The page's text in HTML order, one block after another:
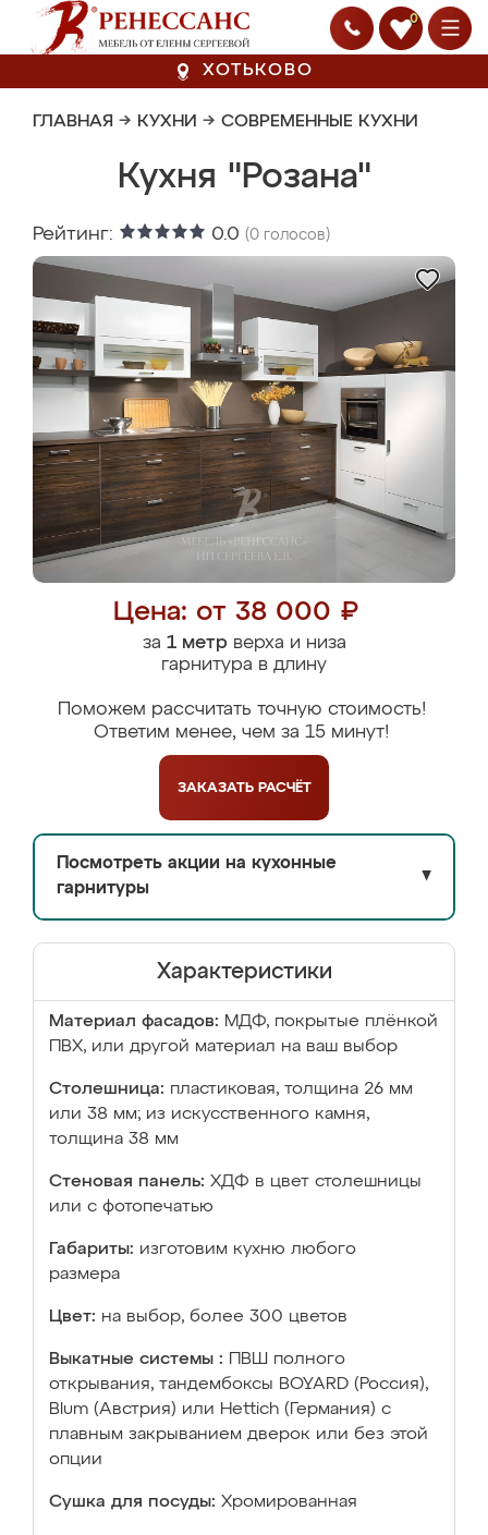
0
ХОТЬКОВО
ГЛАВНАЯ → КУХНИ → СОВРЕМЕННЫЕ КУХНИ
Кухня "Розана"
Рейтинг: 0.0 (0 голосов)
Цена: от 38 000 ₽
за 1 метрверха и низа
гарнитура в длину
Поможем рассчитать точную стоимость!
Ответим менее, чем за 15 минут!
ЗАКАЗАТЬ РАСЧЁТ
Посмотреть акции на кухонные
гарнитуры
▼
Характеристики
Материал фасадов: МДФ, покрытые плёнкой
ПВХ, или другой материал на ваш выбор
Столешница: пластиковая, толщина 26 мм
или 38 мм; из искусственного камня,
толщина 38 мм
Стеновая панель: ХДФ в цвет столешницы
или с фотопечатью
Габариты: изготовим кухню любого
размера
Цвет: на выбор, более 300 цветов
Выкатные системы :
ПВШ полного
открывания, тандембоксы BOYARD (Россия),
Blum (Австрия) или Hettich (Германия) с
плавным закрыванием дверок или без этой
опции
Сушка для посуды: Хромированная